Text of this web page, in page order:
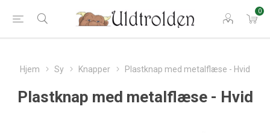
0
Hjem Sy Knapper Plastknap med metalflæse - Hvid
Plastknap med metalflæse - Hvid